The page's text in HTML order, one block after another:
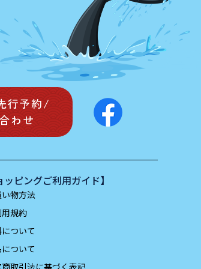
行予約/
わせ
ッピングご利用ガイド】
い物方法
用規約
ついて
ついて